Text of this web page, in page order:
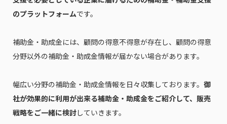
のプラットフォームです。
補助金・助成金には、顧問の得意不得意が存在し、顧問の得意
分野以外の補助金・助成金情報が届かない場合があります。
幅広い分野の補助金・助成金情報を日々収集しております。 御
社が効果的に利用が出来る補助金・助成金をご紹介して、販売
戦略をご一緒に検討していきます。